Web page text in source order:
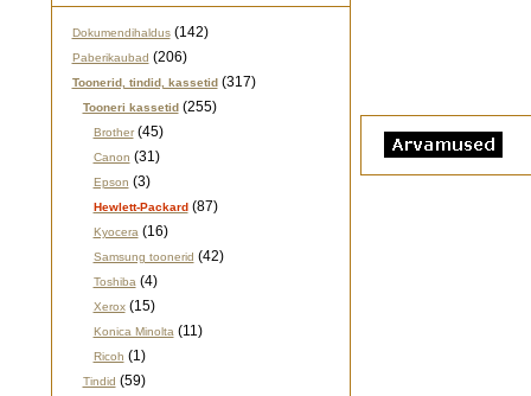
Dokumendihaldus(142)
Paberikaubad (206)
Toonerid, tindid, kassetid(317)
Tooneri kassetid(255)
Brother(45)
Canon (31)
Epson (3)
Hewlett-Packard(87)
Kyocera(16)
Samsung toonerid (42)
Toshiba(4)
Xerox(15)
Konica Minolta(11)
Ricoh (1)
Tindid (59)